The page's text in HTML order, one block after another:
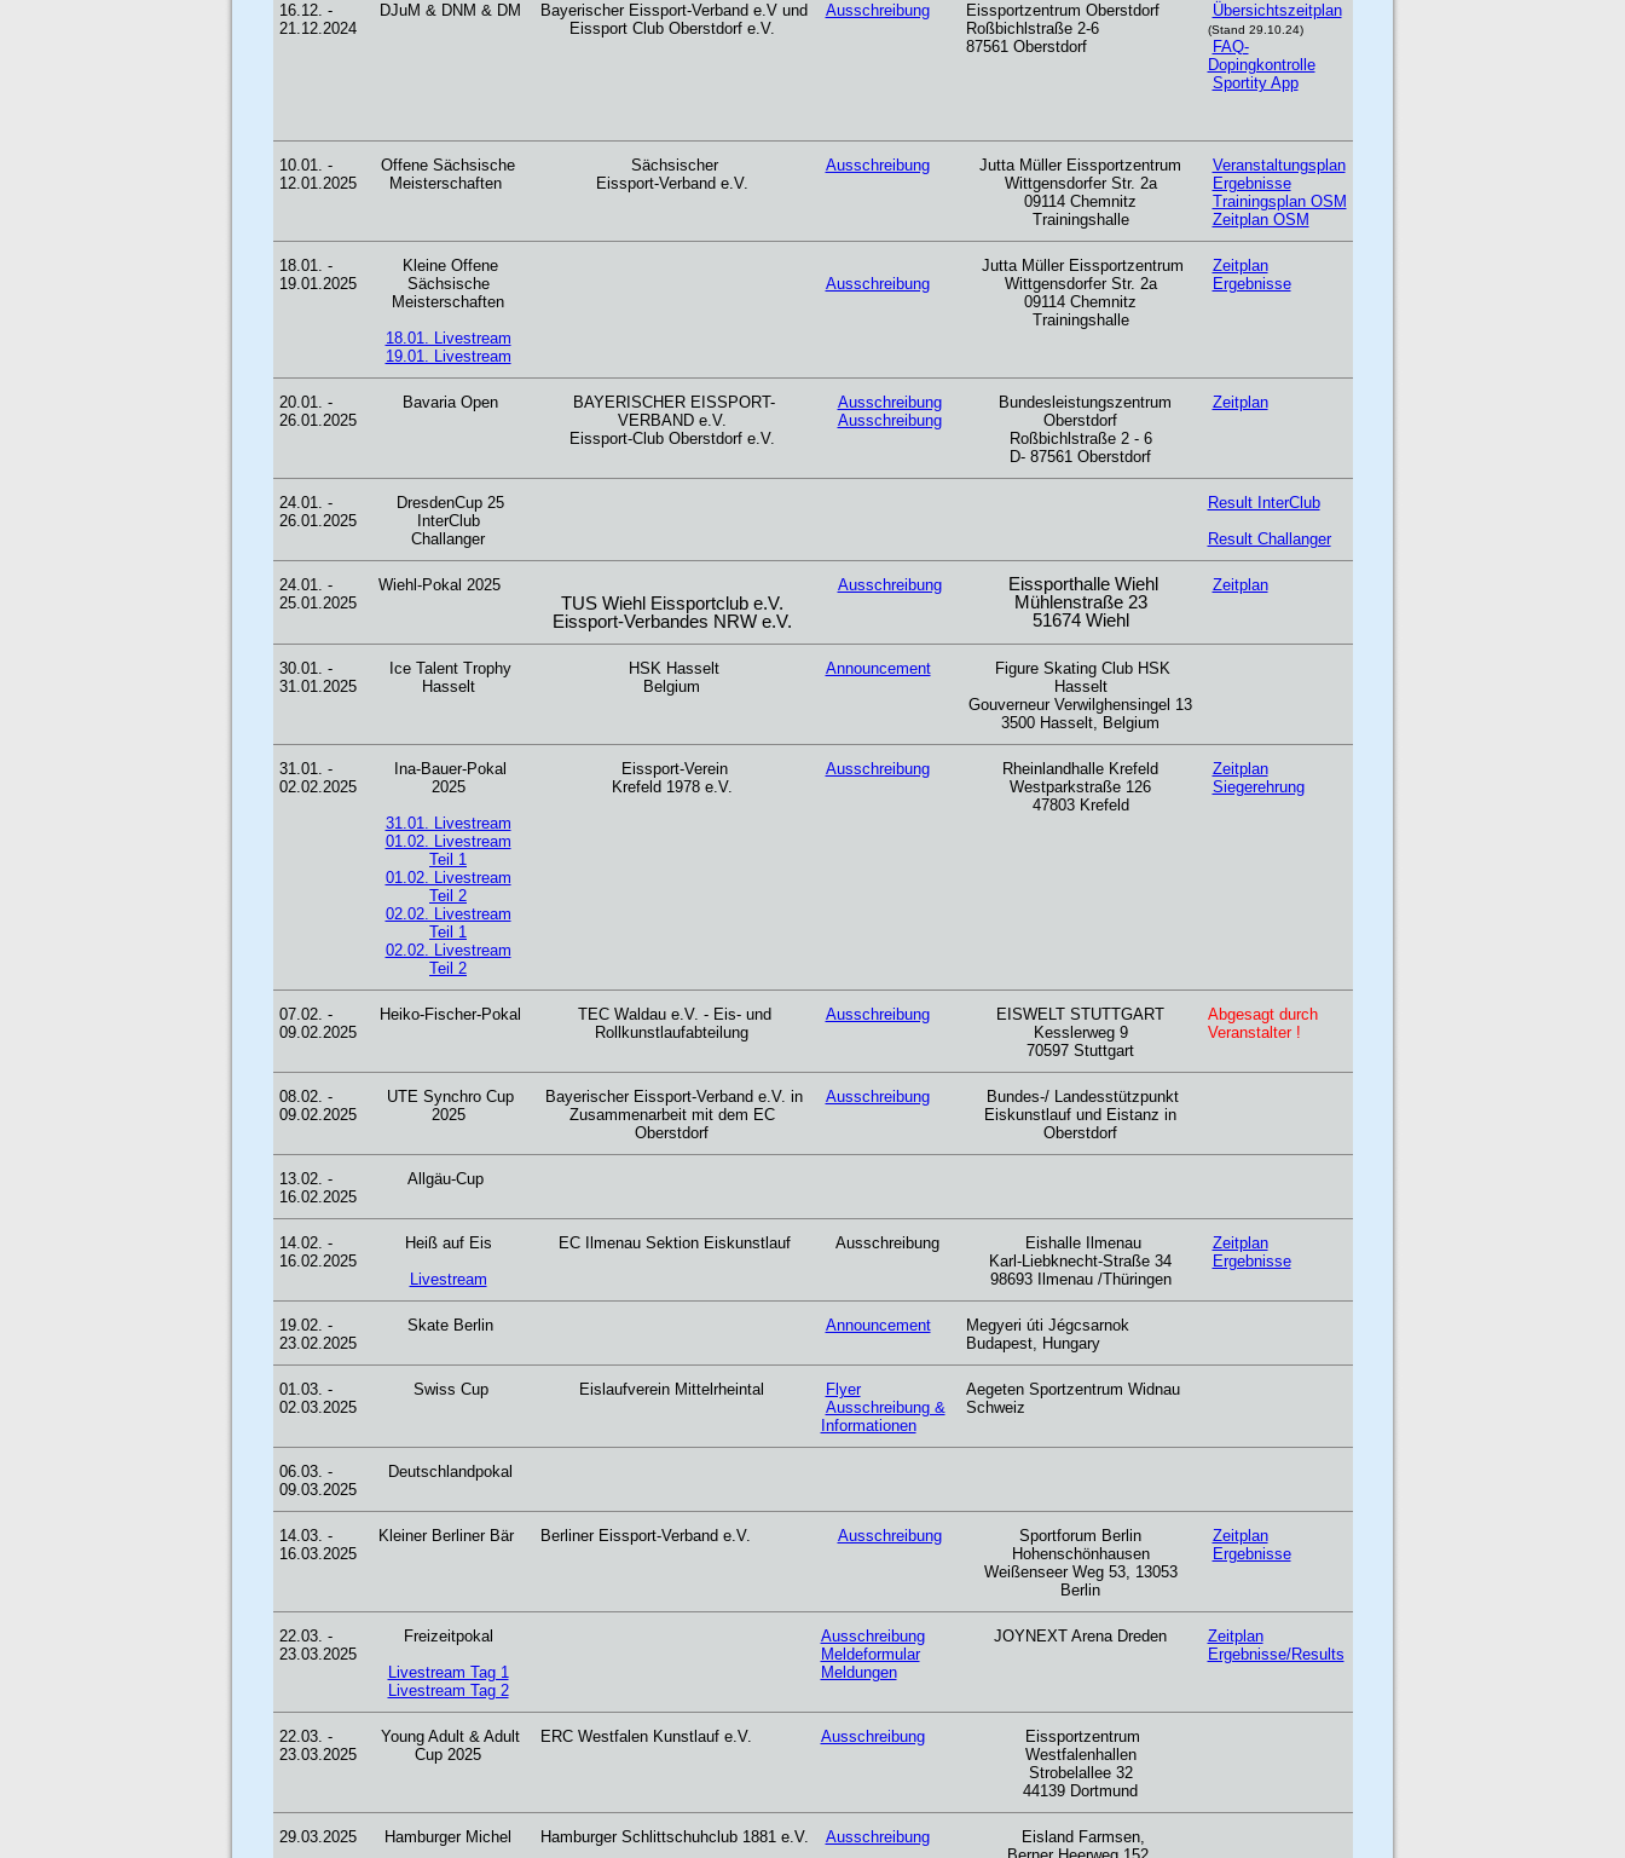
16.12. -
21.12.2024
DJuM & DNM & DM
Bayerischer Eissport-Verband e.V und
Eissport Club Oberstdorf e.V.
Ausschreibung
Eissportzentrum Oberstdorf
Roßbichlstraße 2-6
87561 Oberstdorf
Übersichtszeitplan
(Stand 29.10.24)
FAQ-
Dopingkontrolle
Sportity App
10.01. -
12.01.2025
Offene Sächsische
Meisterschaften
Sächsischer
Eissport-Verband e.V.
Ausschreibung
Jutta Müller Eissportzentrum
Wittgensdorfer Str. 2a
09114 Chemnitz
Trainingshalle
Veranstaltungsplan
Ergebnisse
Trainingsplan OSM
Zeitplan OSM
18.01. -
19.01.2025
Kleine Offene
Sächsische
Meisterschaften
18.01. Livestream
19.01. Livestream
Ausschreibung
Jutta Müller Eissportzentrum
Wittgensdorfer Str. 2a
09114 Chemnitz
Trainingshalle
Zeitplan
Ergebnisse
20.01. -
26.01.2025
Bavaria Open
BAYERISCHER EISSPORT-
VERBAND e.V.
Eissport-Club Oberstdorf e.V.
Ausschreibung
Ausschreibung
Bundesleistungszentrum
Oberstdorf
Roßbichlstraße 2 - 6
D- 87561 Oberstdorf
Zeitplan
24.01. -
26.01.2025
DresdenCup 25
InterClub
Challanger
Result InterClub
Result Challanger
24.01. -
25.01.2025
Wiehl-Pokal 2025
TUS Wiehl Eissportclub e.V.
Eissport-Verbandes NRW e.V.
Ausschreibung
Eissporthalle Wiehl
Mühlenstraße 23
51674 Wiehl
Zeitplan
30.01. -
31.01.2025
Ice Talent Trophy
Hasselt
HSK Hasselt
Belgium
Announcement
Figure Skating Club HSK
Hasselt
Gouverneur Verwilghensingel 13
3500 Hasselt, Belgium
31.01. -
02.02.2025
Ina-Bauer-Pokal
2025
31.01. Livestream
01.02. Livestream
Teil 1
01.02. Livestream
Teil 2
02.02. Livestream
Teil 1
02.02. Livestream
Teil 2
Eissport-Verein
Krefeld 1978 e.V.
Ausschreibung
Rheinlandhalle Krefeld
Westparkstraße 126
47803 Krefeld
Zeitplan
Siegerehrung
07.02. -
09.02.2025
Heiko-Fischer-Pokal
TEC Waldau e.V. - Eis- und
Rollkunstlaufabteilung
Ausschreibung
EISWELT STUTTGART
Kesslerweg 9
70597 Stuttgart
Abgesagt durch
Veranstalter!
08.02. -
09.02.2025
UTE Synchro Cup
2025
Bayerischer Eissport-Verband e.V. in
Zusammenarbeit mit dem EC
Oberstdorf
Ausschreibung
Bundes-/ Landesstützpunkt
Eiskunstlauf und Eistanz in
Oberstdorf
13.02. -
16.02.2025
Allgäu-Cup
14.02. -
16.02.2025
Heiß auf Eis
Livestream
EC Ilmenau Sektion Eiskunstlauf Ausschreibung
Eishalle Ilmenau
Karl-Liebknecht-Straße 34
98693 Ilmenau /Thüringen
Zeitplan
Ergebnisse
19.02. -
23.02.2025
Skate Berlin Announcement
Megyeri úti Jégcsarnok
Budapest, Hungary
01.03. -
02.03.2025
Swiss Cup Eislaufverein Mittelrheintal
Flyer
Ausschreibung &
Informationen
Aegeten Sportzentrum Widnau
Schweiz
06.03. -
09.03.2025
Deutschlandpokal
14.03. -
16.03.2025
Kleiner Berliner Bär Berliner Eissport-Verband e.V. Ausschreibung
Sportforum Berlin
Hohenschönhausen
Weißenseer Weg 53, 13053
Berlin
Zeitplan
Ergebnisse
22.03. -
23.03.2025
Freizeitpokal
Livestream Tag 1
Livestream Tag 2
Ausschreibung
Meldeformular
Meldungen
JOYNEXT Arena Dreden
Zeitplan
Ergebnisse/Results
22.03. -
23.03.2025
Young Adult & Adult
Cup 2025
ERC Westfalen Kunstlauf e.V. Ausschreibung
Eissportzentrum
Westfalenhallen
Strobelallee 32
44139 Dortmund
29.03.2025 Hamburger Michel Hamburger Schlittschuhclub 1881 e.V. Ausschreibung
Eisland Farmsen,